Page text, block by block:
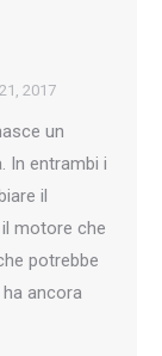
2017
un
In entrambi i
il
motore che
potrebbe
ancora